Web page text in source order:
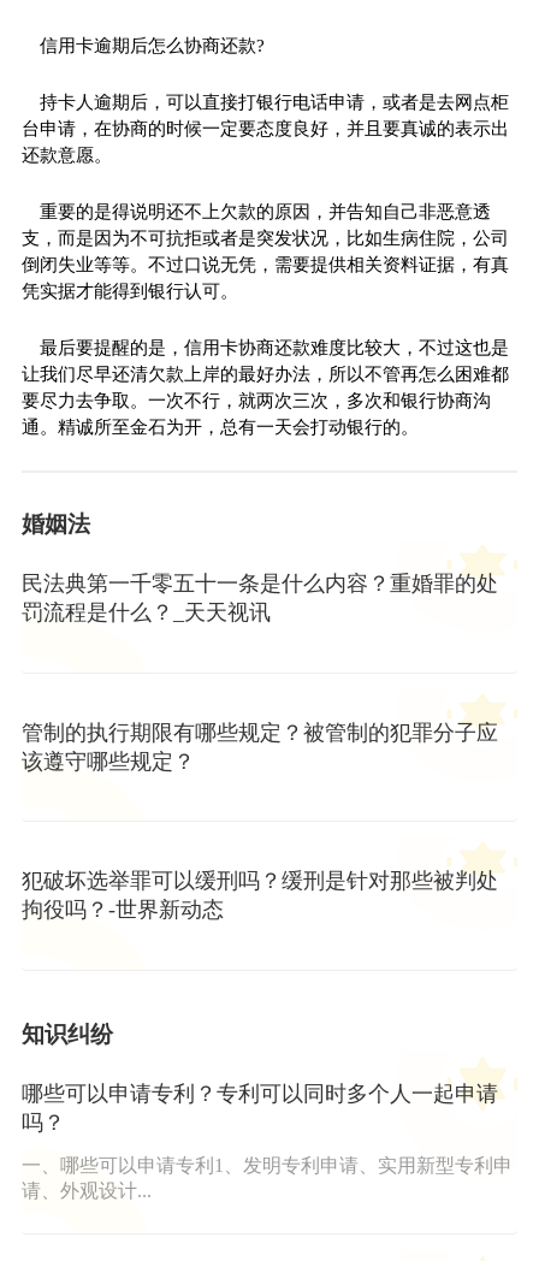
信用卡逾期后怎么协商还款?
持卡人逾期后，可以直接打银行电话申请，或者是去网点柜
台申请，在协商的时候一定要态度良好，并且要真诚的表示出
还款意愿。
重要的是得说明还不上欠款的原因，并告知自己非恶意透
支，而是因为不可抗拒或者是突发状况，比如生病住院，公司
倒闭失业等等。不过口说无凭，需要提供相关资料证据，有真
凭实据才能得到银行认可。
最后要提醒的是，信用卡协商还款难度比较大，不过这也是
让我们尽早还清欠款上岸的最好办法，所以不管再怎么困难都
要尽力去争取。一次不行，就两次三次，多次和银行协商沟
通。精诚所至金石为开，总有一天会打动银行的。
婚姻法
民法典第一千零五十一条是什么内容？重婚罪的处
罚流程是什么？_天天视讯
管制的执行期限有哪些规定？被管制的犯罪分子应
该遵守哪些规定？
犯破坏选举罪可以缓刑吗？缓刑是针对那些被判处
拘役吗？-世界新动态
知识纠纷
哪些可以申请专利？专利可以同时多个人一起申请
吗？
一、哪些可以申请专利1、发明专利申请、实用新型专利申
请、外观设计...